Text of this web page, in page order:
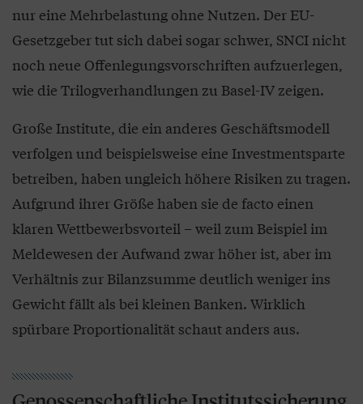
nur eine Mehrbelastung ohne Nutzen. Der EU-
Gesetzgeber tut sich dabei sogar schwer, SNCI nicht
noch neue Offenlegungsvorschriften aufzuerlegen,
wie die Trilogverhandlungen zu Basel-IV zeigen.
Große Institute, die ein anderes Geschäftsmodell
verfolgen und beispielsweise eine Investmentsparte
betreiben, haben ungleich höhere Risiken zu tragen.
Aufgrund ihrer Größe haben sie de facto einen
klaren Wettbewerbsvorteil – weil zum Beispiel im
Meldewesen der Aufwand zwar höher ist, aber im
Verhältnis zur Bilanzsumme deutlich weniger ins
Gewicht fällt als bei kleinen Banken. Wirklich
spürbare Proportionalität schaut anders aus.